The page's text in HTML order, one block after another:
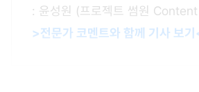
: 윤성원 (프로젝트 썸원
>전문가 코멘트와 함께 기사 보기